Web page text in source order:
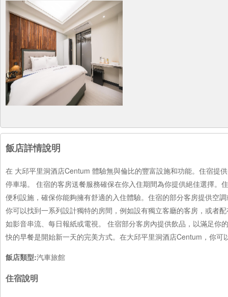
飯店詳情說明
在 大邱平里洞酒店Centum 體驗無與倫比的豐富設施和功能。住宿提
停車場。 住宿的客房送餐服務確保在你入住期間為你提供絕佳選擇
便利設施，確保你能夠擁有舒適的入住體驗。住宿的部分客房提供空
你可以找到一系列設計獨特的房間，例如設有獨立客廳的客房，或者
如影音串流、每日報紙或電視。 住宿部分客房內提供飲品，以滿足
快的早餐是開始新一天的完美方式。在大邱平里洞酒店Centum，你可
飯店類型:汽車旅館
住宿說明